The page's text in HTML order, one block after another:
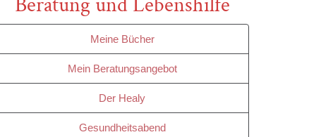
Meine Bücher
Mein Beratungsangebot
Der Healy
Gesundheitsabend